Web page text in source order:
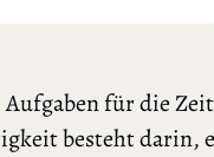
für die
besteht darin,